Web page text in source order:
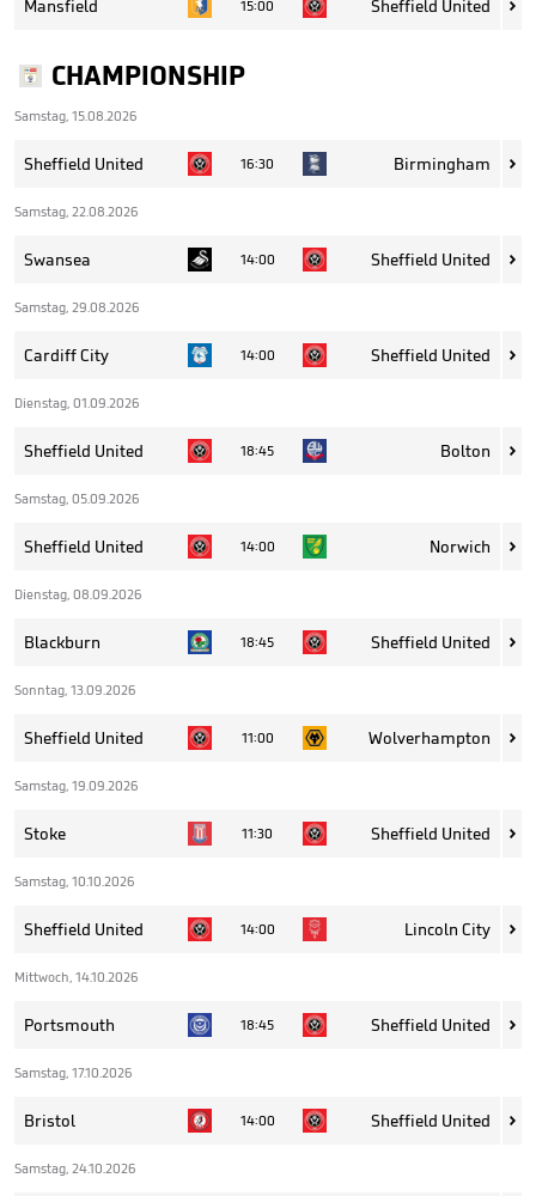
Mansfield 15:00 Sheffield United 
CHAMPIONSHIP
Samstag, 15.08.2026
Sheffield United 16:30 Birmingham 
Samstag, 22.08.2026
Swansea 14:00 Sheffield United 
Samstag, 29.08.2026
Cardiff City 14:00 Sheffield United 
Dienstag, 01.09.2026
Sheffield United 18:45 Bolton 
Samstag, 05.09.2026
Sheffield United 14:00 Norwich 
Dienstag, 08.09.2026
Blackburn 18:45 Sheffield United 
Sonntag, 13.09.2026
Sheffield United 11:00 Wolverhampton 
Samstag, 19.09.2026
Stoke 11:30 Sheffield United 
Samstag, 10.10.2026
Sheffield United 14:00 Lincoln City 
Mittwoch, 14.10.2026
Portsmouth 18:45 Sheffield United 
Samstag, 17.10.2026
Bristol 14:00 Sheffield United 
Samstag, 24.10.2026